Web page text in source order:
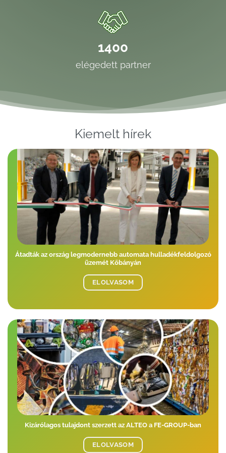
1400
elégedett partner
Kiemelt hírek
Átadták az ország legmodernebb automata hulladékfeldolgozó
üzemét Kőbányán
ELOLVASOM
Kizárólagos tulajdont szerzett az ALTEO a FE-GROUP-ban
ELOLVASOM